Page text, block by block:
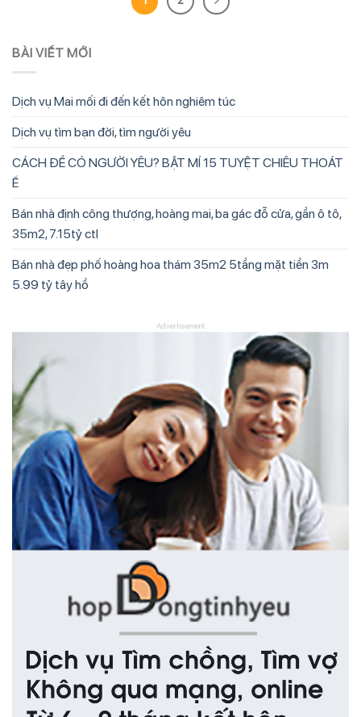
BÀI VIẾT MỚI
Dịch vụ Mai mối đi đến kết hôn nghiêm túc
Dịch vụ tìm bạn đời, tìm người yêu
CÁCH ĐỂ CÓ NGƯỜI YÊU? BẬT MÍ 15 TUYỆT CHIÊU THOÁT
Ế
Bán nhà định công thượng, hoàng mai, ba gác đỗ cửa, gần ô tô,
35m2, 7.15tỷ ctl
Bán nhà đẹp phố hoàng hoa thám 35m2 5tầng mặt tiền 3m
5.99 tỷ tây hồ
Advertisement